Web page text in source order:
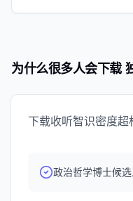
为什么很多人会下载
下载收听智识密度
政治哲学博士候